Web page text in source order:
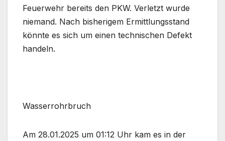
Feuerwehr bereits den PKW. Verletzt wurde
niemand. Nach bisherigem Ermittlungsstand
könnte es sich um einen technischen Defekt
handeln.
Wasserrohrbruch
Am 28.01.2025 um 01:12 Uhr kam es in der